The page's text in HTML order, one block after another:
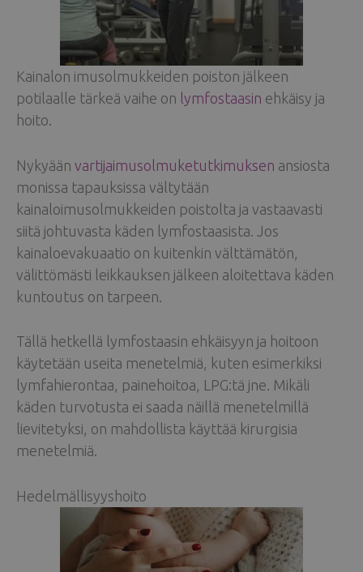
Kainalon imusolmukkeiden poiston jälkeen
potilaalle tärkeä vaihe on lymfostaasin ehkäisy ja
hoito.
Nykyään vartijaimusolmuketutkimuksen ansiosta
monissa tapauksissa vältytään
kainaloimusolmukkeiden poistolta ja vastaavasti
siitä johtuvasta käden lymfostaasista. Jos
kainaloevakuaatio on kuitenkin välttämätön,
välittömästi leikkauksen jälkeen aloitettava käden
kuntoutus on tarpeen.
Tällä hetkellä lymfostaasin ehkäisyyn ja hoitoon
käytetään useita menetelmiä, kuten esimerkiksi
lymfahierontaa, painehoitoa, LPG:tä jne. Mikäli
käden turvotusta ei saada näillä menetelmillä
lievitetyksi, on mahdollista käyttää kirurgisia
menetelmiä.
Hedelmällisyyshoito